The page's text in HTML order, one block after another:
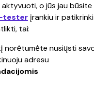
o jūs jau būsite
tester įrankiu ir
tai:
norėtumėte nusiųsti
adresu